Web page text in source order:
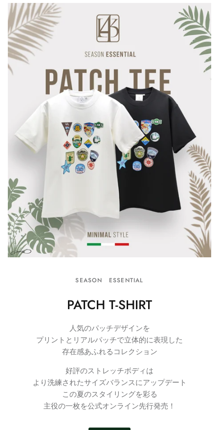
SEASON ESSENTIAL
PATCH T-SHIRT
人気のパッチデザインを
プリントとリアルパッチで立体的に表現した
存在感あふれるコレクション
好評のストレッチボディは
より洗練されたサイズバランスにアップデート
この夏のスタイリングを彩る
主役の一枚を公式オンライン先行発売！